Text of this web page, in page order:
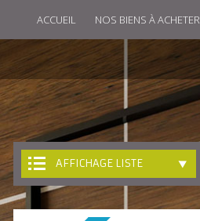
ACCUEIL NOS BIENS À ACHETER
AFFICHAGE LISTE